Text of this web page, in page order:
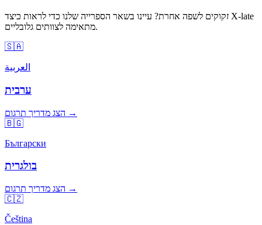
זקוקים לשפה אחרת? עיינו בשאר הספרייה שלנו כדי לראות כיצד X-late
מתאימה לצוותים גלובליים.
🇸🇦
العربية
ערבית
הצג מדריך תרגום →
🇧🇬
Български
בולגרית
הצג מדריך תרגום →
🇨🇿
Čeština